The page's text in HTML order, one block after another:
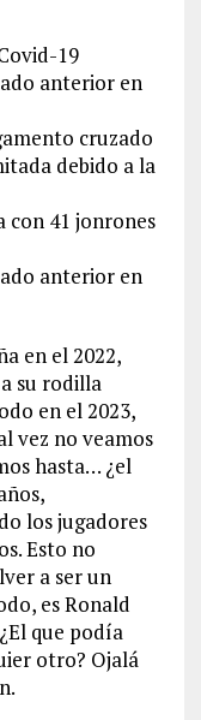
19
anterior en
cruzado
debido a la
con 41 jonrones
anterior en
en el 2022,
su rodilla
en el 2023,
vez no veamos
hasta… ¿el
los jugadores
Esto no
a ser un
es Ronald
que podía
otro? Ojalá